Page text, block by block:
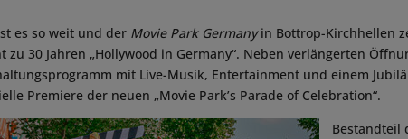
es so weit und der Movie Park Germanyin Bottrop-Kirchhellen
zu 30 Jahren „Hollywood in Germany“. Neben verlängerten
mit Live-Musik, Entertainment und einem
Premiere der neuen „Movie Park’s Parade of Celebration“.
Bestandteil